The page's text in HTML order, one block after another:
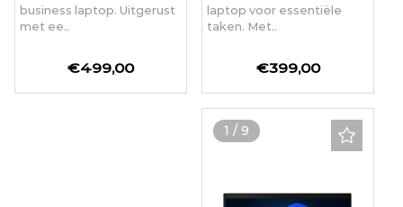
business laptop. Uitgerust
met ee..
€499,00
laptop voor essentiële
taken. Met..
€399,00
1 / 9